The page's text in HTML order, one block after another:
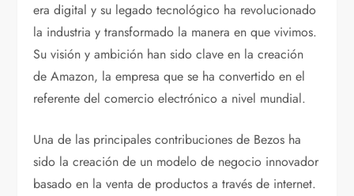
era digital y su legado tecnológico ha revolucionado
la industria y transformado la manera en que vivimos.
Su visión y ambición han sido clave en la creación
de Amazon, la empresa que se ha convertido en el
referente del comercio electrónico a nivel mundial.
Una de las principales contribuciones de Bezos ha
sido la creación de un modelo de negocio innovador
basado en la venta de productos a través de internet.